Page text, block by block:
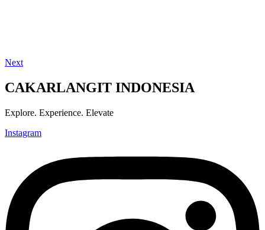
Next
CAKARLANGIT INDONESIA
Explore. Experience. Elevate
Instagram